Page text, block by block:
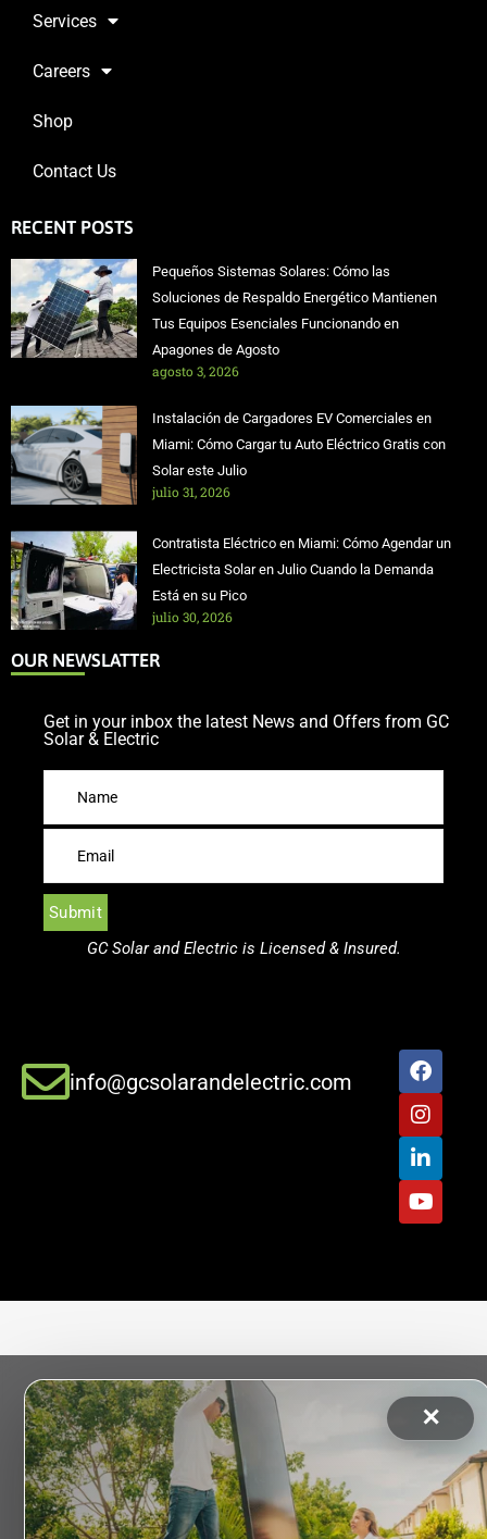
Services
Careers
Shop
Contact Us
RECENT POSTS
Pequeños Sistemas Solares: Cómo las
Soluciones de Respaldo Energético Mantienen
Tus Equipos Esenciales Funcionando en
Apagones de Agosto
agosto 3, 2026
Instalación de Cargadores EV Comerciales en
Miami: Cómo Cargar tu Auto Eléctrico Gratis con
Solar este Julio
julio 31, 2026
Contratista Eléctrico en Miami: Cómo Agendar un
Electricista Solar en Julio Cuando la Demanda
Está en su Pico
julio 30, 2026
OUR NEWSLATTER
Get in your inbox the latest News and Offers from GC
Solar & Electric
GC Solar and Electric is Licensed & Insured.
info@gcsolarandelectric.com
✕